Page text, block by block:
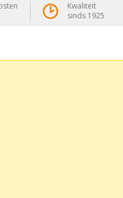
Kwaliteit
sinds 1925